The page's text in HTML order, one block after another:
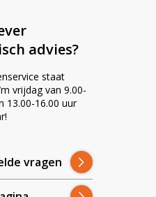
advies?
staat
vrijdag van 9.00-
13.00-16.00 uur
vragen